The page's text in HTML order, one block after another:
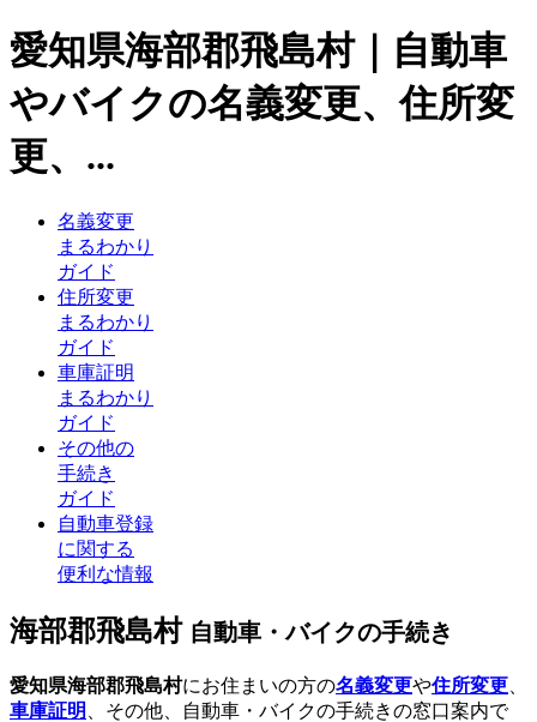
愛知県海部郡飛島村｜自動車
やバイクの名義変更、住所変
更、...
名義変更
まるわかり
ガイド
住所変更
まるわかり
ガイド
車庫証明
まるわかり
ガイド
その他の
手続き
ガイド
自動車登録
に関する
便利な情報
海部郡飛島村 自動車・バイクの手続き
愛知県海部郡飛島村にお住まいの方の名義変更や住所変更
車庫証明
、その他、自動車・バイクの手続きの窓口案内で